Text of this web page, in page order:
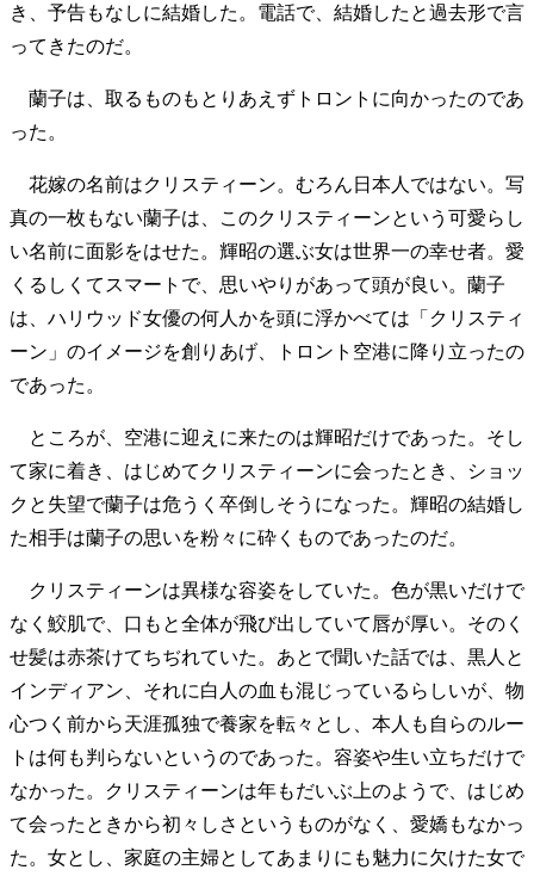
き、予告もなしに結婚した。電話で、結婚したと過去形で言
ってきたのだ。
蘭子は、取るものもとりあえずトロントに向かったのであ
った。
花嫁の名前はクリスティーン。むろん日本人ではない。写
真の一枚もない蘭子は、このクリスティーンという可愛らし
い名前に面影をはせた。輝昭の選ぶ女は世界一の幸せ者。愛
くるしくてスマートで、思いやりがあって頭が良い。蘭子
は、ハリウッド女優の何人かを頭に浮かべては「クリスティ
ーン」のイメージを創りあげ、トロント空港に降り立ったの
であった。
ところが、空港に迎えに来たのは輝昭だけであった。そし
て家に着き、はじめてクリスティーンに会ったとき、ショッ
クと失望で蘭子は危うく卒倒しそうになった。輝昭の結婚し
た相手は蘭子の思いを粉々に砕くものであったのだ。
クリスティーンは異様な容姿をしていた。色が黒いだけで
なく鮫肌で、口もと全体が飛び出していて唇が厚い。そのく
せ髪は赤茶けてちぢれていた。あとで聞いた話では、黒人と
インディアン、それに白人の血も混じっているらしいが、物
心つく前から天涯孤独で養家を転々とし、本人も自らのルー
トは何も判らないというのであった。容姿や生い立ちだけで
なかった。クリスティーンは年もだいぶ上のようで、はじめ
て会ったときから初々しさというものがなく、愛嬌もなかっ
た。女とし、家庭の主婦としてあまりにも魅力に欠けた女で